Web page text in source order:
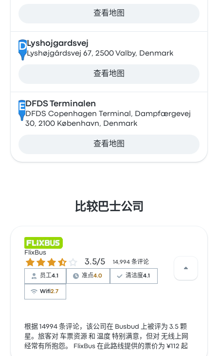
查看地图
DLyshojgardsvej
Lyshøjgårdsvej 67, 2500 Valby, Denmark
查看地图
E DFDS Terminalen
DFDS Copenhagen Terminal, Dampfærgevej
30, 2100 København, Denmark
查看地图
比较巴士公司
FlixBus
3.5 / 5 星 3.5/5 14,994 条评论
员工4.1 准点4.0 清洁度4.1
Wifi2.7
根据 14994 条评论，该公司在 Busbud 上被评为 3.5 颗
星。旅客对 车票资源 和 温度 特别满意，但对 无线上网
经常有所抱怨。 FlixBus 在此路线提供的票价为 ¥112 起